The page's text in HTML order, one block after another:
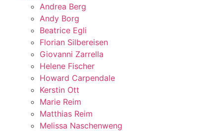
Andrea Berg
Andy Borg
Beatrice Egli
Florian Silbereisen
Giovanni Zarrella
Helene Fischer
Howard Carpendale
Kerstin Ott
Marie Reim
Matthias Reim
Melissa Naschenweng